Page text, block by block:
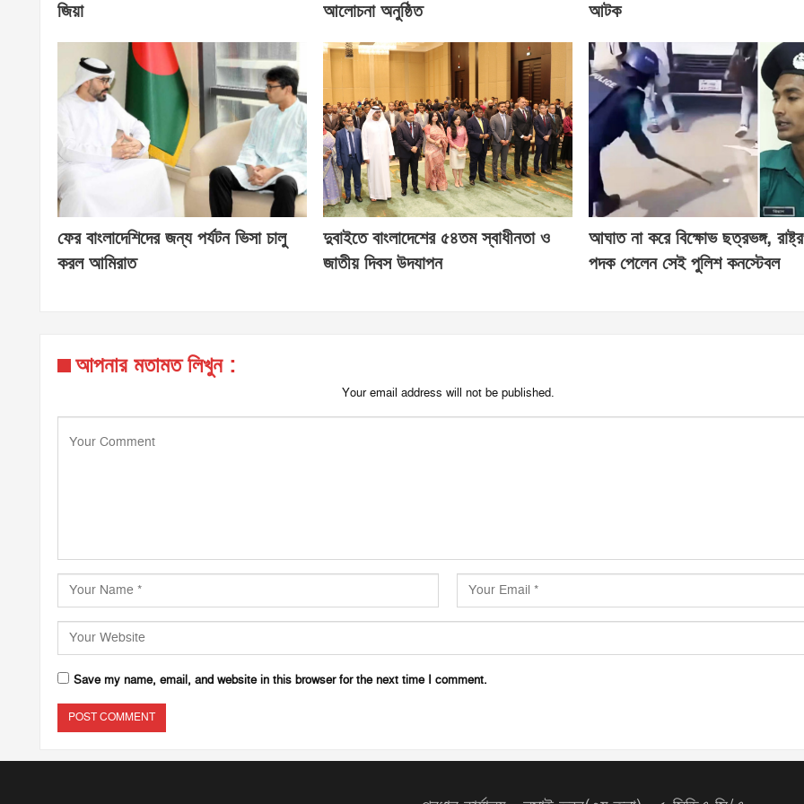
জিয়া আলোচনা অনুষ্ঠিত আটক
ফের বাংলাদেশিদের জন্য পর্যটন ভিসা চালু
করল আমিরাত
দুবাইতে বাংলাদেশের ৫৪তম স্বাধীনতা ও
জাতীয় দিবস উদযাপন
আঘাত না করে বিক্ষোভ ছত্রভঙ্গ,
পদক পেলেন সেই পুলিশ কনস্টেবল
আপনার মতামত লিখুন :
Your email address will not be published.
Save my name, email, and website in this browser for the next time I comment.